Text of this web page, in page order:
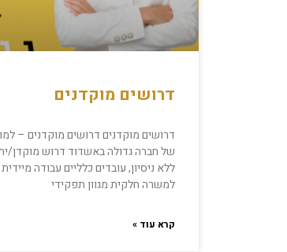
דרושים מוקדנים
דרושים מוקדנים דרושים מוקדנים –
של חברה גדולה באשדוד דרוש מוקדן/
ללא ניסיון, עובדים כלליים עבודה
למשרה חלקית מגוון תפקידי
קרא עוד »